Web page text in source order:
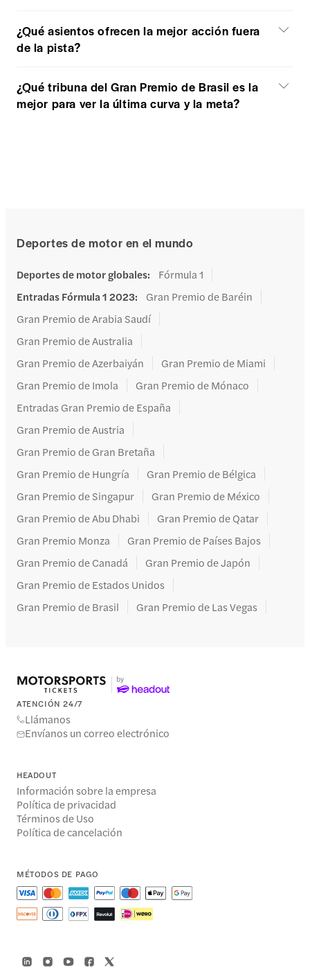
¿Qué asientos ofrecen la mejor acción fuera
de la pista?
¿Qué tribuna del Gran Premio de Brasil es la
mejor para ver la última curva y la meta?
Deportes de motor en el mundo
Deportes de motor globales:
Fórmula 1
Entradas Fórmula 1 2023:
Gran Premio de Baréin
Gran Premio de Arabia Saudí
Gran Premio de Australia
Gran Premio de Azerbaiyán
Gran Premio de Miami
Gran Premio de Imola
Gran Premio de Mónaco
Entradas Gran Premio de España
Gran Premio de Austria
Gran Premio de Gran Bretaña
Gran Premio de Hungría
Gran Premio de Bélgica
Gran Premio de Singapur
Gran Premio de México
Gran Premio de Abu Dhabi
Gran Premio de Qatar
Gran Premio Monza
Gran Premio de Países Bajos
Gran Premio de Canadá
Gran Premio de Japón
Gran Premio de Estados Unidos
Gran Premio de Brasil
Gran Premio de Las Vegas
ATENCIÓN 24/7
Llámanos
Envíanos un correo electrónico
HEADOUT
Información sobre la empresa
Política de privacidad
Términos de Uso
Política de cancelación
MÉTODOS DE PAGO